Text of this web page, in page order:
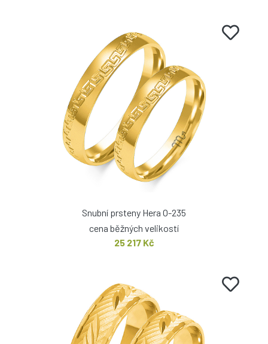
Snubní prsteny Hera O-235
cena běžných velikostí
25 217 Kč